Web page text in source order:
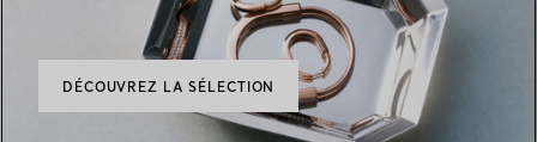
DÉCOUVREZ LA SÉLECTION